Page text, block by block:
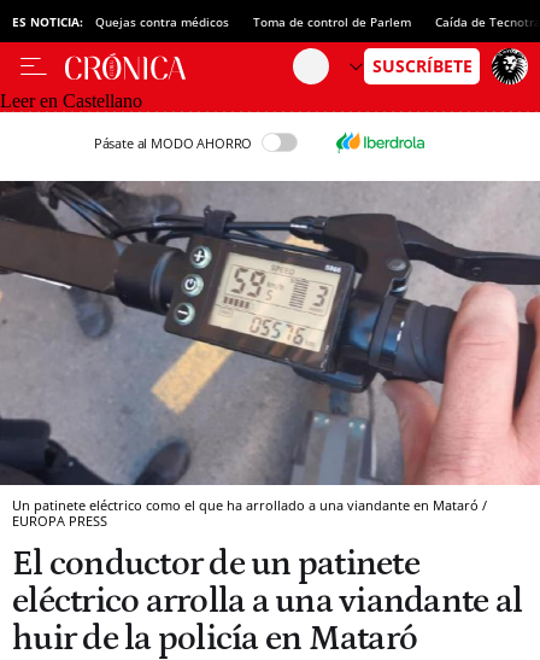
ES NOTICIA: Quejas contra médicos Toma de control de Parlem Caída de
Leer en Castellano
Pásate al MODO AHORRO
Un patinete eléctrico como el que ha arrollado a una viandante en Mataró /
EUROPA PRESS
El conductor de un patinete
eléctrico arrolla a una viandante al
huir de la policía en Mataró